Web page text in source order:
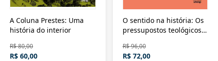
A Coluna Prestes: Uma
história do interior
R$ 80,00
R$ 60,00
O sentido na história: Os
pressupostos teológicos
R$ 96,00
R$ 72,00